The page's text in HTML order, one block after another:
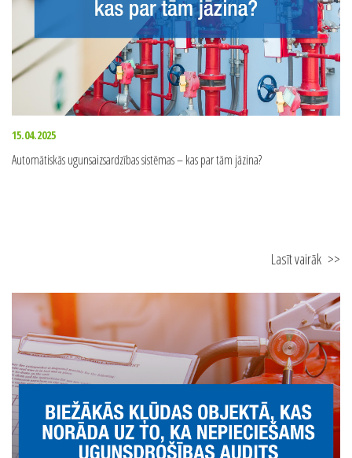
15.04.2025
Automātiskās ugunsaizsardzības sistēmas – kas par tām jāzina?
Lasīt vairāk >>